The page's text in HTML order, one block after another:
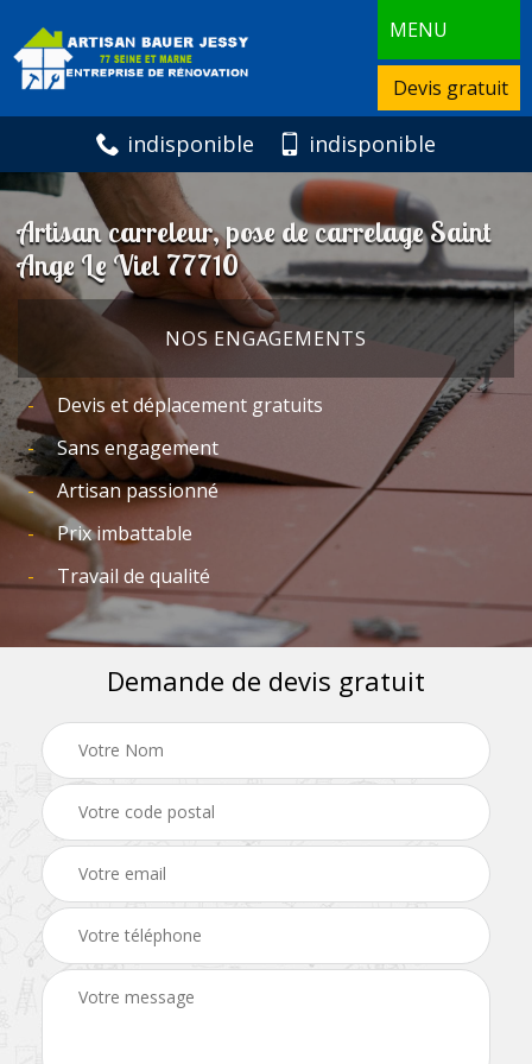
MENU
Devis gratuit
indisponible indisponible
Artisan carreleur, pose de carrelage Saint
Ange Le Viel 77710
NOS ENGAGEMENTS
Devis et déplacement gratuits
Sans engagement
Artisan passionné
Prix imbattable
Travail de qualité
Demande de devis gratuit